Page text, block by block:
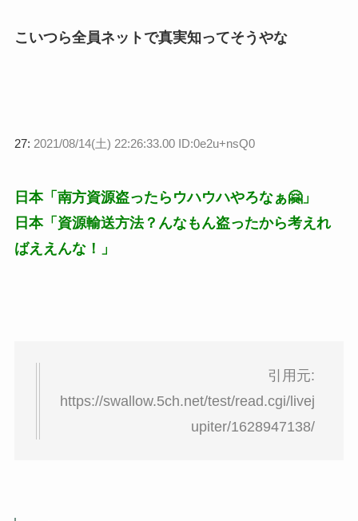
こいつら全員ネットで真実知ってそうやな
27: 2021/08/14(土) 22:26:33.00 ID:0e2u+nsQ0
日本「南方資源盗ったらウハウハやろなぁ🤗」
日本「資源輸送方法？んなもん盗ったから考えれ
ばええんな！」
引用元:
https://swallow.5ch.net/test/read.cgi/livej
upiter/1628947138/